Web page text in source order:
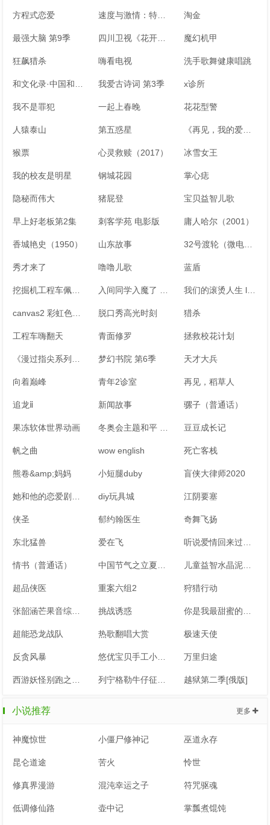
方程式恋爱 速度与激情：特别行动 淘金
最强大脑 第9季 四川卫视《花开天下·国韵》新年演唱会 第7季 魔幻机甲
狂飙猎杀 嗨看电视 洗手歌舞健康唱跳
我爱古诗词 第3季 x诊所
我不是罪犯 一起上春晚 花花型警
人猿泰山 第五惑星 《再见，我的爱人（又名：我的熟女爱人）》广播剧
猴票 心灵救赎（2017） 冰雪女王
我的校友是明星 钢城花园 掌心痣
隐秘而伟大 猪屁登 宝贝益智儿歌
早上好老板第2集 刺客学苑 电影版 庸人哈尔（2001）
香城艳史（1950） 山东故事 32号渡轮（微电影）
秀才来了 噜噜儿歌 蓝盾
我们的滚烫人生 live完整版
脱口秀高光时刻 猎杀
工程车嗨翻天 青面修罗 拯救校花计划
梦幻书院 第6季 天才大兵
向着巅峰 青年2诊室 再见，稻草人
追龙ⅱ 新闻故事 骡子（普通话）
果冻软体世界动画 豆豆成长记
帆之曲 wow english 死亡客栈
熊卷&amp;妈妈 小短腿duby 盲侠大律师2020
diy玩具城 江阴要塞
侠圣 郁约翰医生 奇舞飞扬
东北猛兽 爱在飞
情书（普通话） 儿童益智水晶泥乐园
超品侠医 重案六组2 狩猎行动
挑战诱惑
超能恐龙战队 热歌翻唱大赏 极速天使
反贪风暴 悠优宝贝手工小课堂 万里归途
越狱第二季[俄版]
更多
小说推荐
神魔惊世 小僵尸修神记 巫道永存
昆仑道途 苦火 怜世
修真界漫游 混沌幸运之子 符咒驱魂
低调修仙路 壶中记 掌瓢煮馄饨